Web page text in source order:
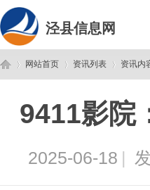
泾县信息网
网站首页
›
资讯列表 资讯内
9411影院
2025-06-18 |